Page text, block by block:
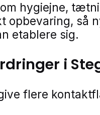
hygiejne,
opbevaring, så
etablere sig.
i
flere